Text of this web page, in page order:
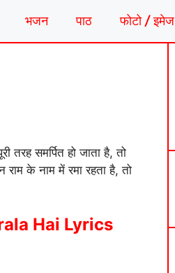
भजन पाठ फोटो / इमेज
समर्पित हो जाता है, तो
के नाम में रमा रहता है, तो
Hai Lyrics